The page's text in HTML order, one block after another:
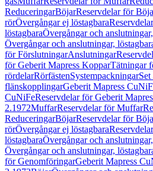
ReduceringarBöjarReservdelar för
rörÖvergångar ej löstagbara
löstagbaraÖvergångar och
Övergångar och anslutningar,
för FörslutningarAnslutningar
för Geberit Mapress KopparTätningar
rördelarRörfästenSystempackningar
flänskopplingarGeberit Mapress
CuNiFeReservdelar för Geberit
2.1972MuffarReservdelar för Muffar
ReduceringarBöjarReservdelar för
rörÖvergångar ej löstagbara
löstagbaraÖvergångar och
Övergångar och anslutningar,
för GenomföringarGeberit Mapress